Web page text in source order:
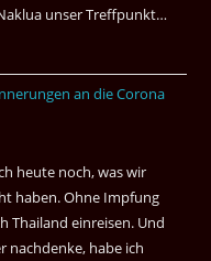
unser Treffpunkt…
bei
an die Corona
heute noch, was wir
haben. Ohne Impfung
Thailand einreisen. Und
nachdenke, habe ich